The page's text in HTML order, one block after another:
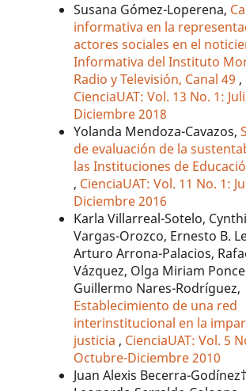
Susana Gómez-Loperena,
informativa en la
actores sociales en el
Informativa del Instituto
Radio y Televisión, Canal 49 ,
CienciaUAT: Vol. 13 No. 1:
Diciembre 2018
Yolanda Mendoza-Cavazos,
de evaluación de la
las Instituciones de
, CienciaUAT: Vol. 11 No. 1:
Diciembre 2016
Karla Villarreal-Sotelo,
Vargas-Orozco, Ernesto B.
Arturo Arrona-Palacios,
Vázquez, Olga Miriam
Guillermo Nares-Rodríguez,
Establecimiento de una red
interinstitucional en la
justicia , CienciaUAT: Vol. 5
Octubre-Diciembre 2010
Juan Alexis Becerra-